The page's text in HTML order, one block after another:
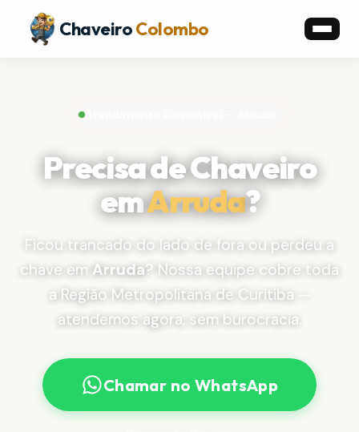
ChaveiroColombo
Atendimento Disponível — Arruda
Precisa de Chaveiro
emArruda?
Ficou trancado do lado de fora ou perdeu a
chave em Arruda? Nossa equipe cobre toda
a Região Metropolitana de Curitiba —
atendemos agora, sem burocracia.
Chamar no WhatsApp